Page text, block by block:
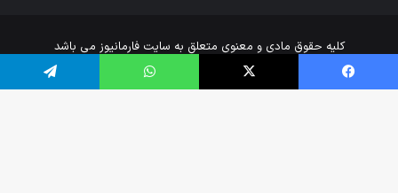
کلیه حقوق مادی و معنوی متعلق به سایت فارمانیوز می باشد
خانه
ارتباط با ما
فیس بوک X واتس آپ تلگرام